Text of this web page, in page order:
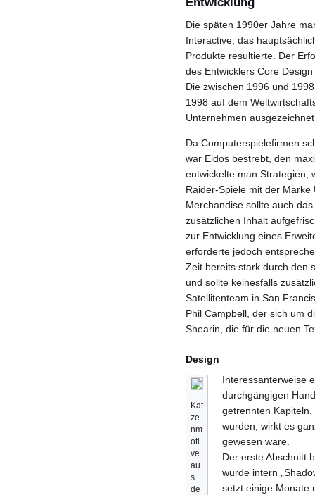
Entwicklung
Die späten 1990er Jahre
Interactive, das
Produkte resultierte. Der
des Entwicklers Core
Die zwischen 1996 und
1998 auf dem
Unternehmen
Da Computerspielefirmen
war Eidos bestrebt, den
entwickelte man Strategien,
Raider-Spiele mit der
Merchandise sollte auch
zusätzlichen Inhalt
zur Entwicklung eines
erforderte jedoch
Zeit bereits stark durch den
und sollte keinesfalls
Satellitenteam in San
Phil Campbell, der sich um
Shearin, die für die neuen
Design
Kat
ze
nm
oti
ve
au
s
de
Interessanterweise
durchgängigen
getrennten
wurden, wirkt es
gewesen wäre.
Der erste Abschnitt
wurde intern
setzt einige Monate